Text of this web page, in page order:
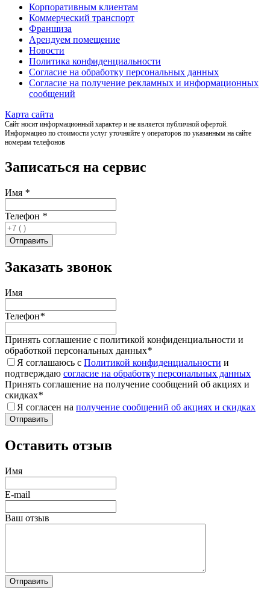
Корпоративным клиентам
Коммерческий транспорт
Франшиза
Арендуем помещение
Новости
Политика конфиденциальности
Согласие на обработку персональных данных
Согласие на получение рекламных и информационных
сообщений
Карта сайта
Сайт носит информационный характер и не является публичной офертой.
Информацию по стоимости услуг уточняйте у операторов по указанным на сайте
номерам телефонов
Записаться на сервис
Имя *
Телефон *
Заказать звонок
Имя
Телефон*
Принять соглашение с политикой конфиденциальности и
обработкой персональных данных*
Я соглашаюсь с Политикой конфиденциальности и
подтверждаю согласие на обработку персональных данных
Принять соглашение на получение сообщений об акциях и
скидках*
Я согласен на получение сообщений об акциях и скидках
Оставить отзыв
Имя
E-mail
Ваш отзыв